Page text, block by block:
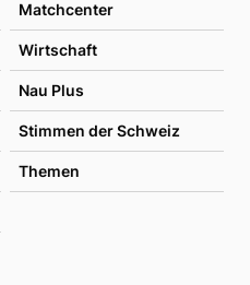
Matchcenter
Wirtschaft
Nau Plus
Stimmen der Schweiz
Themen